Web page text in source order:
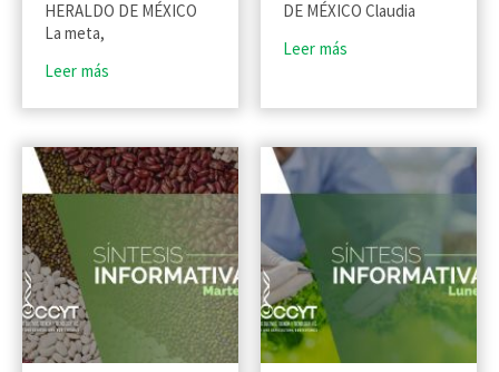
HERALDO DE MÉXICO
La meta,
Leer más
DE MÉXICO Claudia
Leer más